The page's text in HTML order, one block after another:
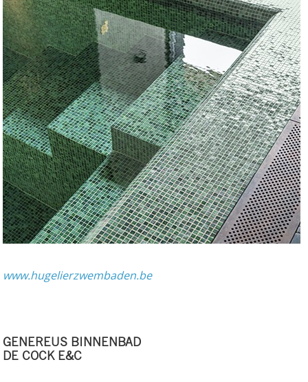
www.hugelierzwembaden.be
GENEREUS BINNENBAD
DE COCK E&C